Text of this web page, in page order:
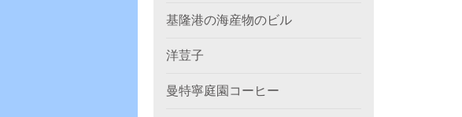
基隆港の海産物のビル
洋荳子
曼特寧庭園コーヒー